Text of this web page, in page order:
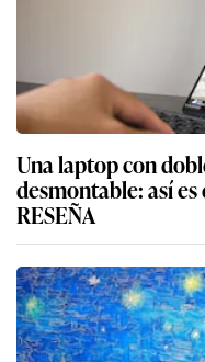
Una laptop con
desmontable: así
RESEÑA